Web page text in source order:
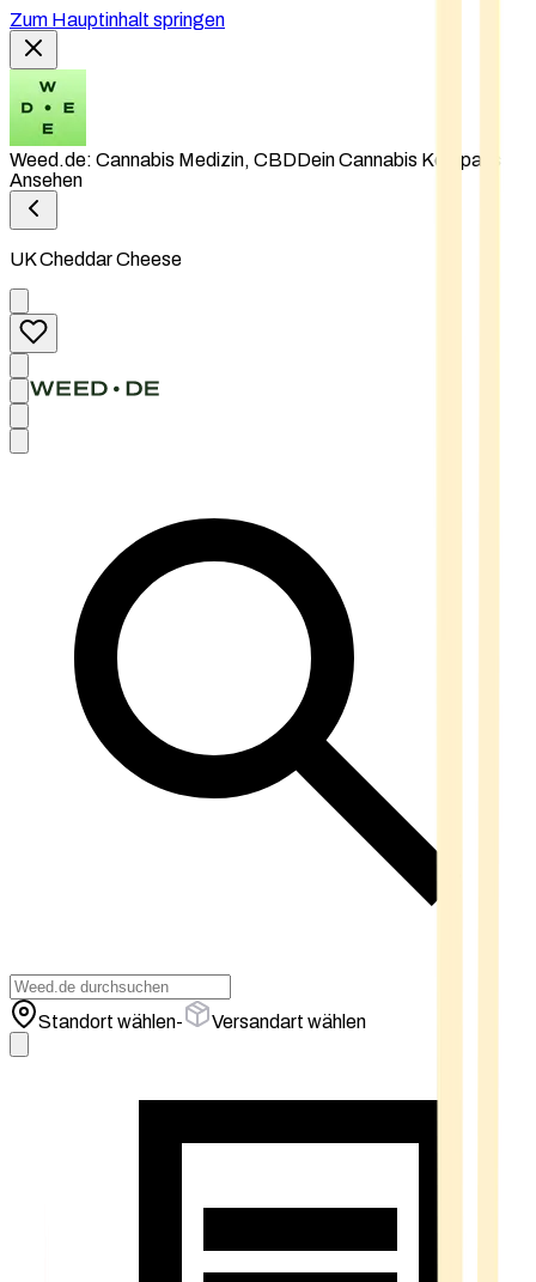
Zum Hauptinhalt springen
Weed.de: Cannabis Medizin, CBDDein Cannabis Kompass
Ansehen
UK Cheddar Cheese
Standort wählen- Versandart wählen